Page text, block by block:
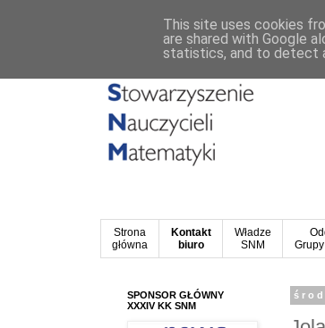
Strona
główna
Kontakt
biuro
Władze
SNM
SPONSOR GŁÓWNY
XXXIV KK SNM
This site uses cookies
are shared with Google
statistics, and to detect